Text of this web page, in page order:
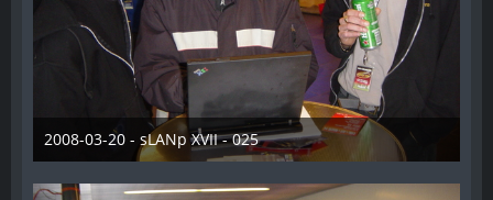
2008-03-20 - sLANp XVII - 025
28. Dezember 2012